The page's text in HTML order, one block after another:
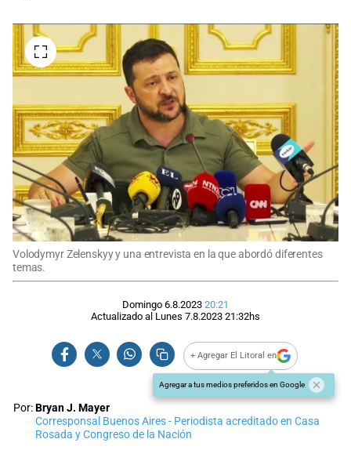
Volodymyr Zelenskyy y una entrevista en la que abordó diferentes
temas.
Domingo 6.8.2023 20:21
Actualizado al Lunes 7.8.2023 21:32hs
+ Agregar El Litoral en
Agregar a tus medios preferidos en Google
Por:Bryan J. Mayer
Corresponsal Buenos Aires - Periodista acreditado en Casa
Rosada y Congreso de la Nación